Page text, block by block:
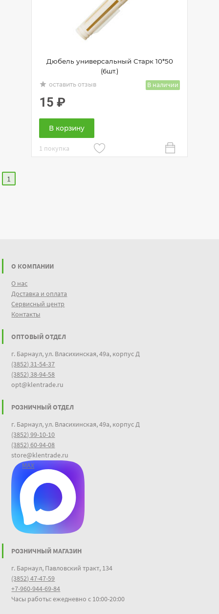
Дюбель универсальный Старк 10*50
(6шт.)
grade оставить отзыв В наличии
15 ₽
В корзину
1 покупка
1
О КОМПАНИИ
О нас
Доставка и оплата
Сервисный центр
Контакты
ОПТОВЫЙ ОТДЕЛ
г. Барнаул, ул. Власихинская, 49а, корпус Д
(3852) 31-54-37
(3852) 38-94-58
opt@klentrade.ru
РОЗНИЧНЫЙ ОТДЕЛ
г. Барнаул, ул. Власихинская, 49а, корпус Д
(3852) 99-10-10
(3852) 60-94-08
store@klentrade.ru
MAX
РОЗНИЧНЫЙ МАГАЗИН
г. Барнаул, Павловский тракт, 134
(3852) 47-47-59
+7-960-944-69-84
Часы работы: ежедневно с 10:00-20:00